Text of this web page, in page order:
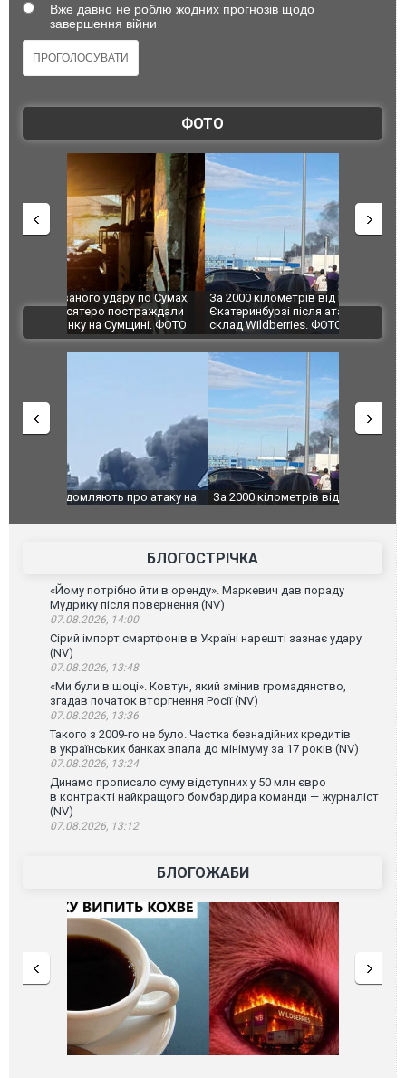
Вже давно не роблю жодних прогнозів щодо
завершення війни
ФОТО
За 2000 кілометрів від кордону з Україною: в
Єкатеринбурзі після атаки дронів загорівся
склад Wildberries. ФОТО. ВІДЕО
"Мої
ВІДЕО
За 2000 кілометрів від кордону з Україною: в
склад Wildberries. ФОТО. ВІДЕО
В
БЛОГОСТРІЧКА
«Йому потрібно йти в оренду». Маркевич дав пораду
Мудрику після повернення (NV)
07.08.2026, 14:00
Сірий імпорт смартфонів в Україні нарешті зазнає удару
(NV)
07.08.2026, 13:48
«Ми були в шоці». Ковтун, який змінив громадянство,
згадав початок вторгнення Росії (NV)
07.08.2026, 13:36
Такого з 2009-го не було. Частка безнадійних кредитів
в українських банках впала до мінімуму за 17 років (NV)
07.08.2026, 13:24
Динамо прописало суму відступних у 50 млн євро
в контракті найкращого бомбардира команди — журналіст
(NV)
07.08.2026, 13:12
БЛОГОЖАБИ